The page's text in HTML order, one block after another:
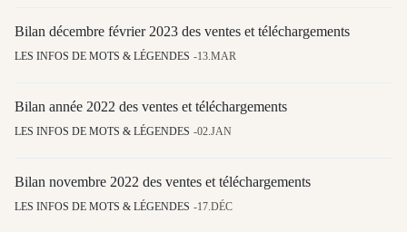
Bilan décembre février 2023 des ventes et téléchargements
LES INFOS DE MOTS & LÉGENDES 13.MAR
Bilan année 2022 des ventes et téléchargements
LES INFOS DE MOTS & LÉGENDES 02.JAN
Bilan novembre 2022 des ventes et téléchargements
LES INFOS DE MOTS & LÉGENDES 17.DÉC